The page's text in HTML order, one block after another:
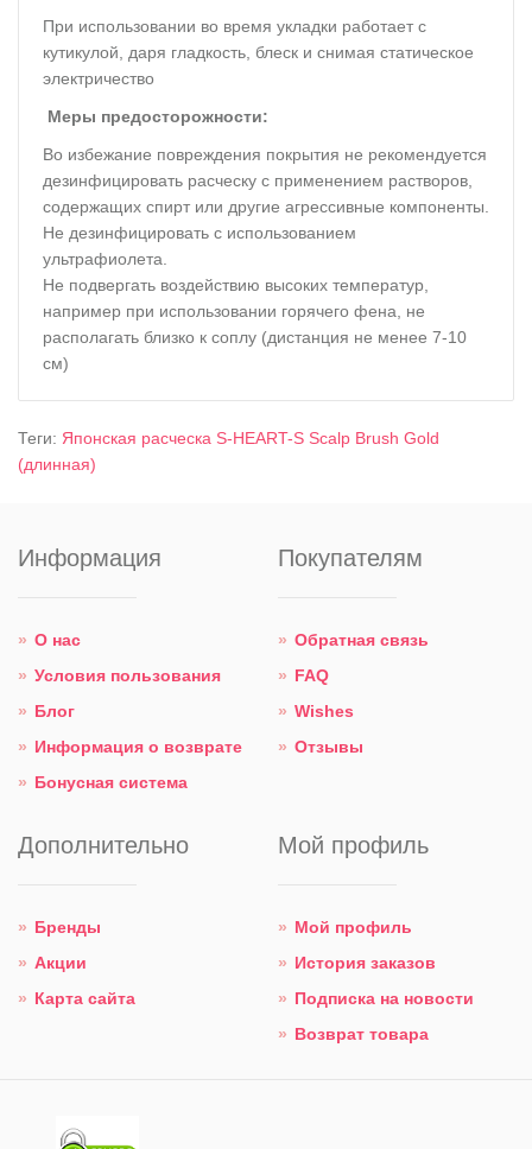
При использовании во время укладки работает с
кутикулой, даря гладкость, блеск и снимая статическое
электричество
Меры предосторожности:
Во избежание повреждения покрытия не рекомендуется
дезинфицировать расческу с применением растворов,
содержащих спирт или другие агрессивные компоненты.
Не дезинфицировать с использованием
ультрафиолета.
Не подвергать воздействию высоких температур,
например при использовании горячего фена, не
располагать близко к соплу (дистанция не менее 7-10
см)
Теги: Японская расческа S-HEART-S Scalp Brush Gold
(длинная)
Информация
О нас
Условия пользования
Блог
Информация о возврате
Бонусная система
Покупателям
Обратная связь
FAQ
Wishes
Отзывы
Дополнительно
Бренды
Акции
Карта сайта
Мой профиль
Мой профиль
История заказов
Подписка на новости
Возврат товара